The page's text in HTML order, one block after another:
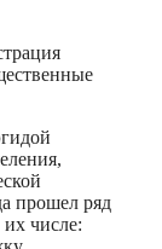
прошел ряд
числе: